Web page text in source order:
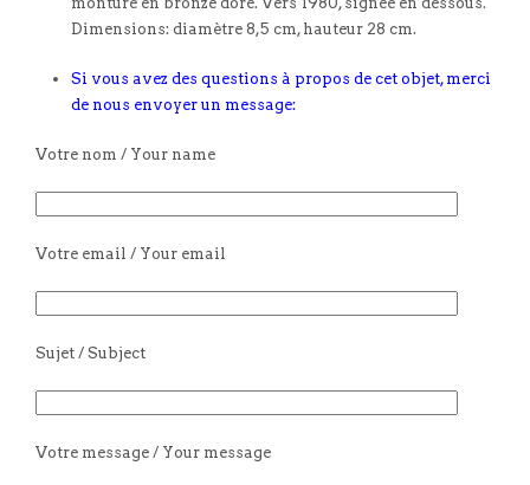
Dimensions: diamètre 8,5 cm, hauteur 28 cm.
Si vous avez des questions à propos de cet objet, merci
de nous envoyer un message:
Votre nom / Your name
Votre email / Your email
Sujet / Subject
Votre message / Your message